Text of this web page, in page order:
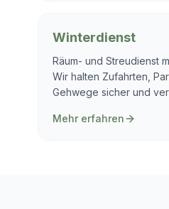
Winterdienst
Räum- und Streudienst
Wir halten Zufahrten,
Gehwege sicher und
Mehr erfahren